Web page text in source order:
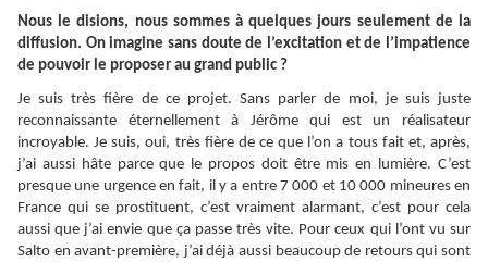
Nous le disions, nous sommes à quelques jours seulement de la
diffusion. On imagine sans doute de l’excitation et de l’impatience
de pouvoir le proposer au grand public ?
Je suis très fière de ce projet. Sans parler de moi, je suis juste
reconnaissante éternellement à Jérôme qui est un réalisateur
incroyable. Je suis, oui, très fière de ce que l’on a tous fait et, après,
j’ai aussi hâte parce que le propos doit être mis en lumière. C’est
presque une urgence en fait, il y a entre 7 000 et 10 000 mineures en
France qui se prostituent, c’est vraiment alarmant, c’est pour cela
aussi que j’ai envie que ça passe très vite. Pour ceux qui l’ont vu sur
Salto en avant-première, j’ai déjà aussi beaucoup de retours qui sont